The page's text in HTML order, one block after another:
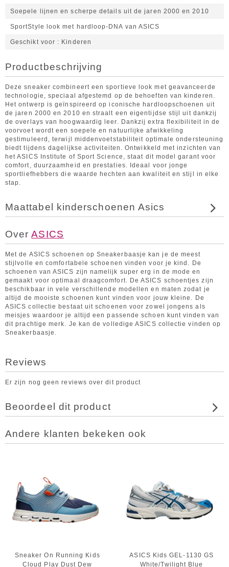
Soepele lijnen en scherpe details uit de jaren 2000 en 2010
SportStyle look met hardloop-DNA van ASICS
Geschikt voor Kinderen
Productbeschrijving
Deze sneaker combineert een sportieve look met geavanceerde
technologie, speciaal afgestemd op de behoeften van kinderen.
Het ontwerp is geïnspireerd op iconische hardloopschoenen uit
de jaren 2000 en 2010 en straalt een eigentijdse stijl uit dankzij
de overlays van hoogwaardig leer. Dankzij extra flexibiliteit in de
voorvoet wordt een soepele en natuurlijke afwikkeling
gestimuleerd, terwijl middenvoetstabiliteit optimale ondersteuning
biedt tijdens dagelijkse activiteiten. Ontwikkeld met inzichten van
het ASICS Institute of Sport Science, staat dit model garant voor
comfort, duurzaamheid en prestaties. Ideaal voor jonge
sportliefhebbers die waarde hechten aan kwaliteit en stijl in elke
stap.
Maattabel kinderschoenen Asics
OverASICS
Met de ASICS schoenen op Sneakerbaasje kan je de meest
stijlvolle en comfortabele schoenen vinden voor je kind. De
schoenen van ASICS zijn namelijk super erg in de mode en
gemaakt voor optimaal draagcomfort. De ASICS schoentjes zijn
beschikbaar in vele verschillende modellen en maten zodat je
altijd de mooiste schoenen kunt vinden voor jouw kleine. De
ASICS collectie bestaat uit schoenen voor zowel jongens als
meisjes waardoor je altijd een passende schoen kunt vinden van
dit prachtige merk. Je kan de volledige ASICS collectie vinden op
Sneakerbaasje.
Reviews
Er zijn nog geen reviews over dit product
Beoordeel dit product
Andere klanten bekeken ook
Sneaker On Running Kids
Cloud Play Dust Dew
ASICS Kids GEL-1130 GS
White/Twilight Blue